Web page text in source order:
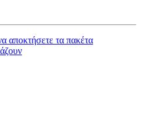
αποκτήσετε τα πακέτα